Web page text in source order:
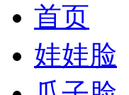
首页
娃娃脸